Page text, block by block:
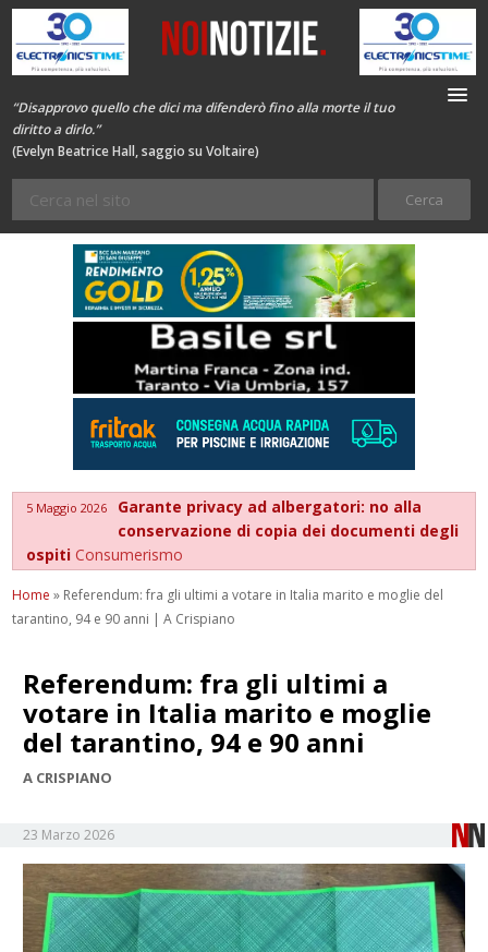
“Disapprovo quello che dici ma difenderò fino alla morte il tuo
diritto a dirlo.”
(Evelyn Beatrice Hall, saggio su Voltaire)
5 Maggio 2026
Garante privacy ad albergatori: no alla
conservazione di copia dei documenti degli
ospitiConsumerismo
Home » Referendum: fra gli ultimi a votare in Italia marito e moglie del
tarantino, 94 e 90 anni | A Crispiano
Referendum: fra gli ultimi a
votare in Italia marito e moglie
del tarantino, 94 e 90 anni
A CRISPIANO
23 Marzo 2026